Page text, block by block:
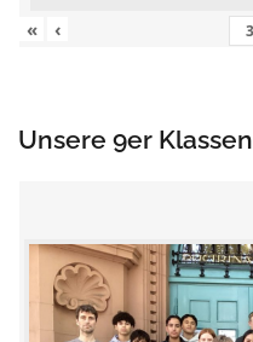
«
‹
Unsere 9er Klassen